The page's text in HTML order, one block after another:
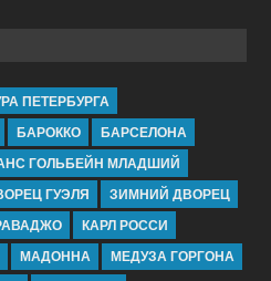
ПЕТЕРБУРГА
БАРОККО
БАРСЕЛОНА
ГОЛЬБЕЙН МЛАДШИЙ
ГУЭЛЯ
ЗИМНИЙ ДВОРЕЦ
КАРЛ РОССИ
МАДОННА
МЕДУЗА ГОРГОНА